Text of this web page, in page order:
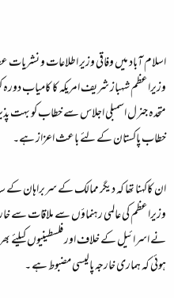
اسلام آباد میں وفاقی وزیر اطلاعات و
وزیراعظم شہباز شریف امریکہ کا کامیاب
متحدہ جنرل اسمبلی اجلاس سے خطاب کو بہت
خطاب پاکستان کے لئے باعث اعزاز ہے۔
ان کاکہنا تھا کہ دیگر ممالک کے سربراہان کے
وزیراعظم کی عالمی رہنماؤں سے ملاقات سے
نے اسرائیل کے خلاف اور فلسطینیوں کیلئے
ہوئی کہ ہماری خارجہ پالیسی مضبوط ہے ۔